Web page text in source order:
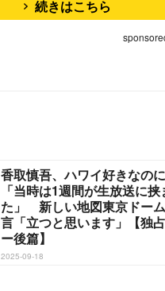
続きはこちら
香取慎吾、ハワイ好きなの
「当時は1週間が生放送に
た」 新しい地図東京ドー
言「立つと思います」【独
ー後篇】
2025-09-18